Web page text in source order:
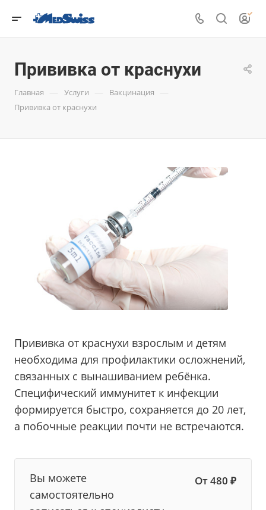
Прививка от краснухи
Главная — Услуги — Вакцинация —
Прививка от краснухи
Прививка от краснухи взрослым и детям
необходима для профилактики осложнений,
связанных с вынашиванием ребёнка.
Специфический иммунитет к инфекции
формируется быстро, сохраняется до 20 лет,
а побочные реакции почти не встречаются.
Вы можете
самостоятельно
От 480 ₽